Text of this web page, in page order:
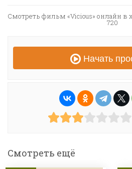
Смотреть фильм «Vicious» онлайн в
720
Начать
Смотреть ещё